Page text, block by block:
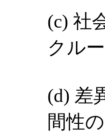
(c) 社
クル
(d) 差
間性